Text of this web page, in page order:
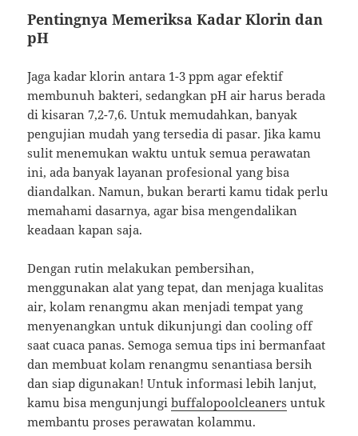
Pentingnya Memeriksa Kadar Klorin dan
pH
Jaga kadar klorin antara 1-3 ppm agar efektif
membunuh bakteri, sedangkan pH air harus berada
di kisaran 7,2-7,6. Untuk memudahkan, banyak
pengujian mudah yang tersedia di pasar. Jika kamu
sulit menemukan waktu untuk semua perawatan
ini, ada banyak layanan profesional yang bisa
diandalkan. Namun, bukan berarti kamu tidak perlu
memahami dasarnya, agar bisa mengendalikan
keadaan kapan saja.
Dengan rutin melakukan pembersihan,
menggunakan alat yang tepat, dan menjaga kualitas
air, kolam renangmu akan menjadi tempat yang
menyenangkan untuk dikunjungi dan cooling off
saat cuaca panas. Semoga semua tips ini bermanfaat
dan membuat kolam renangmu senantiasa bersih
dan siap digunakan! Untuk informasi lebih lanjut,
kamu bisa mengunjungibuffalopoolcleaners untuk
membantu proses perawatan kolammu.